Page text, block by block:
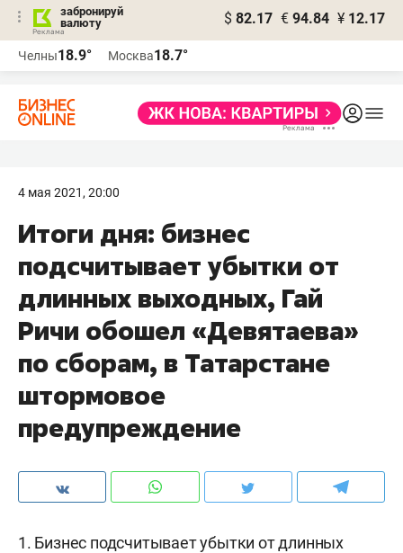
забронируй
валюту
$ 82.17 € 94.84 ¥ 12.17
Челны18.9° Москва18.7°
4 мая 2021, 20:00
Итоги дня: бизнес
подсчитывает убытки от
длинных выходных, Гай
Ричи обошел «Девятаева»
по сборам, в Татарстане
штормовое
предупреждение
1. Бизнес подсчитывает убытки от длинных